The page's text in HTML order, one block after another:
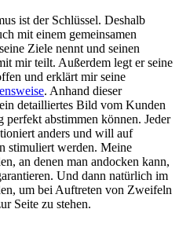
ist der Schlüssel. Deshalb
mit einem gemeinsamen
Ziele nennt und seinen
mir teilt. Außerdem legt er seine
und erklärt mir seine
. Anhand dieser
detailliertes Bild vom Kunden
perfekt abstimmen können. Jeder
anders und will auf
stimuliert werden. Meine
an denen man andocken kann,
Und dann natürlich im
um bei Auftreten von Zweifeln
Seite zu stehen.